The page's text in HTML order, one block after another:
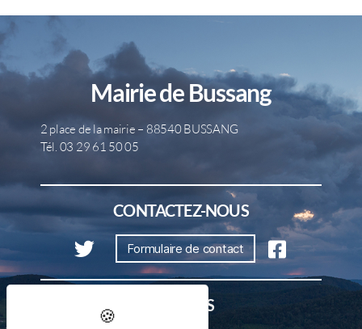
Mairie de Bussang
2 place de la mairie – 88540 BUSSANG
Tél. 03 29 61 50 05
CONTACTEZ-NOUS
Formulaire de contact
HORAIRES